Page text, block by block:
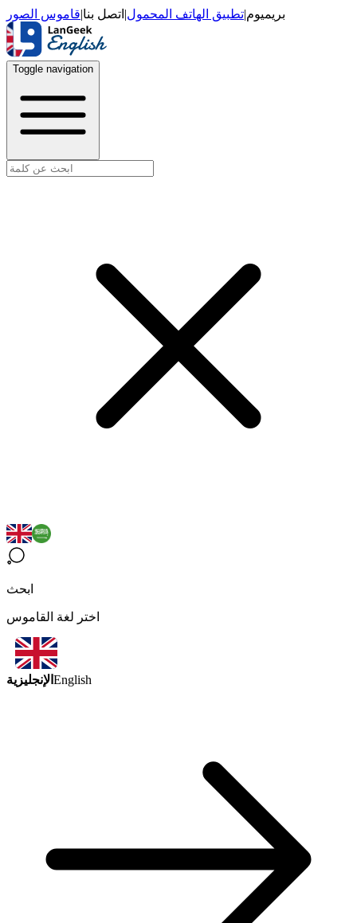
بريميوم|تطبيق الهاتف المحمول| اتصل بنا|قاموس الصور
Toggle navigation
ابحث
اختر لغة القاموس
الإنجليزية English